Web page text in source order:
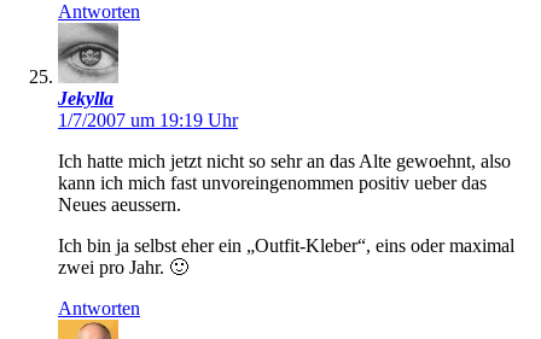
Antworten
Jekylla
1/7/2007 um 19:19 Uhr
Ich hatte mich jetzt nicht so sehr an das Alte gewoehnt, also
kann ich mich fast unvoreingenommen positiv ueber das
Neues aeussern.
Ich bin ja selbst eher ein „Outfit-Kleber“, eins oder maximal
zwei pro Jahr. 🙂
Antworten